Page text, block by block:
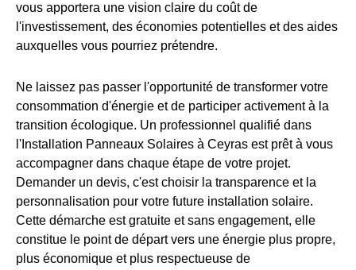
vous apportera une vision claire du coût de
l'investissement, des économies potentielles et des aides
auxquelles vous pourriez prétendre.
Ne laissez pas passer l'opportunité de transformer votre
consommation d'énergie et de participer activement à la
transition écologique. Un professionnel qualifié dans
l'Installation Panneaux Solaires à Ceyras est prêt à vous
accompagner dans chaque étape de votre projet.
Demander un devis, c'est choisir la transparence et la
personnalisation pour votre future installation solaire.
Cette démarche est gratuite et sans engagement, elle
constitue le point de départ vers une énergie plus propre,
plus économique et plus respectueuse de